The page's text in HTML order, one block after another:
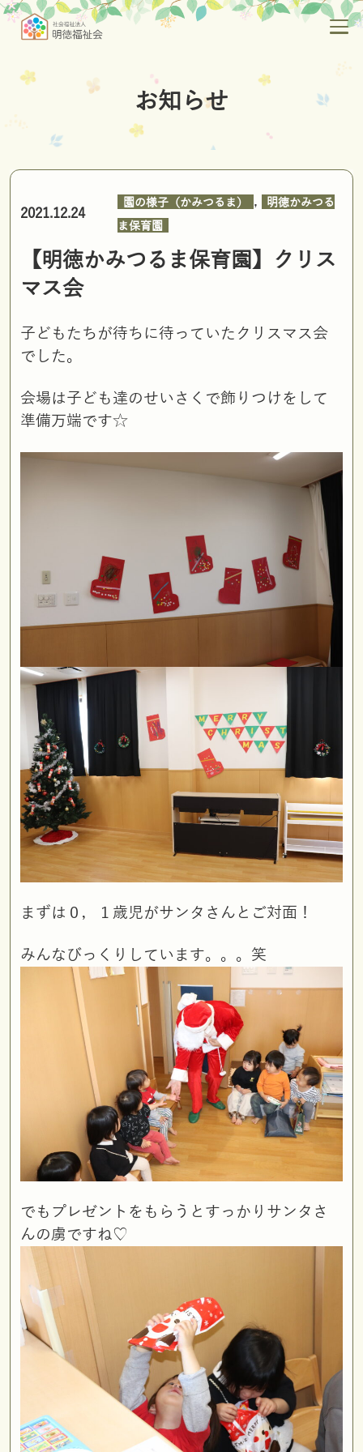
お知らせ
2021.12.24
園の様子（かみつるま） ,
明徳かみつる
ま保育園
【明徳かみつるま保育園】クリス
マス会
子どもたちが待ちに待っていたクリスマス会
でした。
会場は子ども達のせいさくで飾りつけをして
準備万端です☆
まずは０，１歳児がサンタさんとご対面！
みんなびっくりしています。。。笑
でもプレゼントをもらうとすっかりサンタさ
んの虜ですね♡